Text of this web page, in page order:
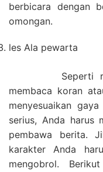
berbicara dengan
omongan.
les Ala pewarta
Seperti
membaca koran
menyesuaikan
serius, Anda harus
pembawa berita.
karakter Anda
mengobrol.